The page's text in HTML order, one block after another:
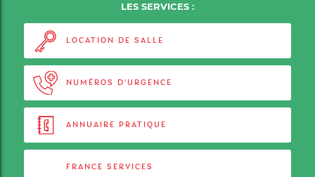
LES SERVICES :
LOCATION DE SALLE
NUMÉROS D'URGENCE
ANNUAIRE PRATIQUE
FRANCE SERVICES